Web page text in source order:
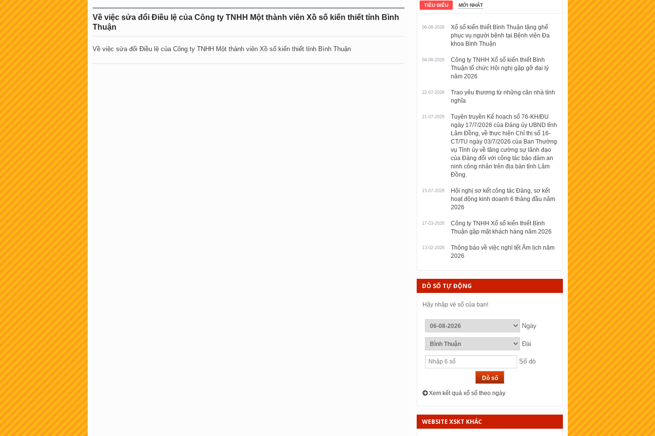
Về việc sửa đổi Điều lệ của Công ty TNHH Một thành viên Xồ số kiến thiết tỉnh Bình
Thuận
Về việc sửa đổi Điều lệ của Công ty TNHH Một thành viên Xồ số kiến thiết tỉnh Bình Thuận
TIÊU BIỂU MỚI NHẤT
06-08-2026
Xổ số kiến thiết Bình Thuận tặng ghế
phục vụ người bệnh tại Bệnh viện Đa
khoa Bình Thuận
04-08-2026
Công ty TNHH Xổ số kiến thiết Bình
Thuận tổ chức Hội nghị gặp gỡ đại lý
năm 2026
22-07-2026
Trao yêu thương từ những căn nhà tình
nghĩa
21-07-2026
Tuyên truyền Kế hoạch số 76-KH/ĐU
ngày 17/7/2026 của Đảng ủy UBND tỉnh
Lâm Đồng, về thực hiện Chỉ thị số 16-
CT/TU ngày 03/7/2026 của Ban Thường
vụ Tỉnh ủy về tăng cường sự lãnh đạo
của Đảng đối với công tác bảo đảm an
ninh công nhân trên địa bàn tỉnh Lâm
Đồng.
15-07-2026
Hội nghị sơ kết công tác Đảng, sơ kết
hoạt động kinh doanh 6 tháng đầu năm
2026
17-03-2026
Công ty TNHH Xổ số kiến thiết Bình
Thuận gặp mặt khách hàng năm 2026
13-02-2026
Thông báo về việc nghỉ tết Âm lịch năm
2026
DÒ SỐ TỰ ĐỘNG
Hãy nhập vé số của bạn!
Ngày
Đài
Số dò
Xem kết quả xổ số theo ngày
WEBSITE XSKT KHÁC